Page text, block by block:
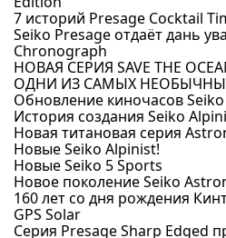
7 историй Presage Cocktail
Seiko Presage отдаёт дань
Chronograph
НОВАЯ СЕРИЯ SAVE THE
ОДНИ ИЗ САМЫХ
Обновление киночасов
История создания Seiko
Новая титановая серия
Новые Seiko Alpinist!
Новые Seiko 5 Sports
Новое поколение Seiko
160 лет со дня рождения
GPS Solar
Серия Presage Sharp Edged